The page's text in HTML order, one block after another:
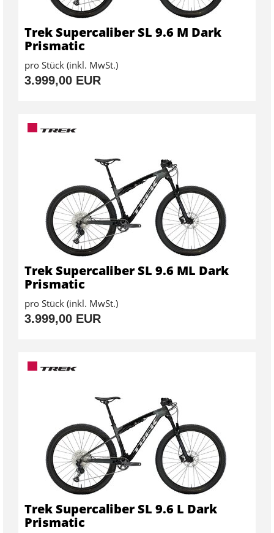
Trek Supercaliber SL 9.6 M Dark
Prismatic
pro Stück (inkl. MwSt.)
3.999,00 EUR
Trek Supercaliber SL 9.6 ML Dark
Prismatic
pro Stück (inkl. MwSt.)
3.999,00 EUR
Trek Supercaliber SL 9.6 L Dark
Prismatic